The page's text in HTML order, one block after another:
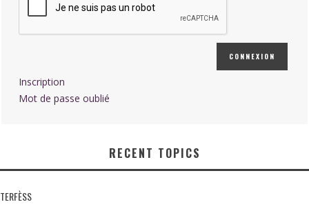
CONNEXION
Inscription
Mot de passe oublié
RECENT TOPICS
TERFÈSS